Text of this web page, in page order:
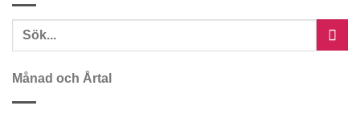
Månad och Årtal